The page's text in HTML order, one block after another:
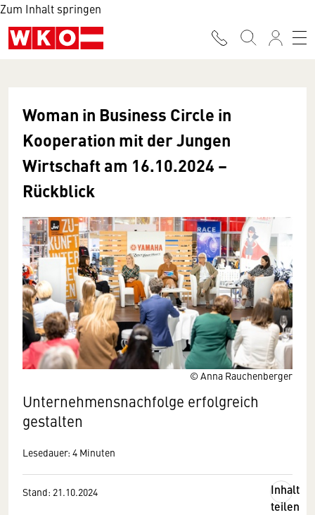
Zum Inhalt springen
© Anna Rauchenberger
Woman in Business Circle in
Kooperation mit der Jungen
Wirtschaft am 16.10.2024 –
Rückblick
Unternehmensnachfolge erfolgreich
gestalten
Lesedauer: 4 Minuten
Stand: 21.10.2024
Inhalt
teilen